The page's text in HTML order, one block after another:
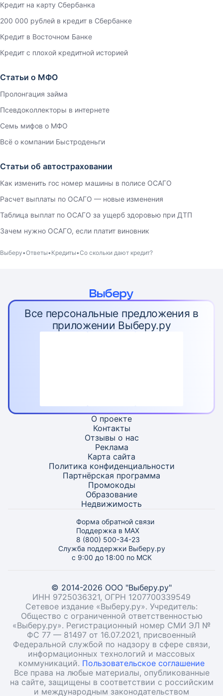
Кредит на карту Сбербанка
200 000 рублей в кредит в Сбербанке
Кредит в Восточном Банке
Кредит с плохой кредитной историей
Статьи о МФО
Пролонгация займа
Псевдоколлекторы в интернете
Семь мифов о МФО
Всё о компании Быстроденьги
Статьи об автостраховании
Как изменить гос номер машины в полисе ОСАГО
Расчет выплаты по ОСАГО — новые изменения
Таблица выплат по ОСАГО за ущерб здоровью при ДТП
Зачем нужно ОСАГО, если платит виновник
Выберу Ответы Кредиты Со скольки дают кредит?
Все персональные предложения в
приложении Выберу.ру
О проекте
Контакты
Отзывы о нас
Реклама
Карта сайта
Политика конфиденциальности
Партнёрская программа
Промокоды
Образование
Недвижимость
Форма обратной связи
Поддержка в MAX
8 (800) 500-34-23
Служба поддержки Выберу.ру
с 9:00 до 18:00 по МСК
© 2014-2026 ООО "Выберу.ру"
ИНН 9725036321, ОГРН 1207700339549
Сетевое издание «Выберу.ру». Учредитель:
Общество с ограниченной ответственностью
«Выберу.ру». Регистрационный номер СМИ ЭЛ №
ФС 77 — 81497 от 16.07.2021, присвоенный
Федеральной службой по надзору в сфере связи,
информационных технологий и массовых
коммуникаций. Пользовательское соглашение
Все права на любые материалы, опубликованные
на сайте, защищены в соответствии с российским
и международным законодательством